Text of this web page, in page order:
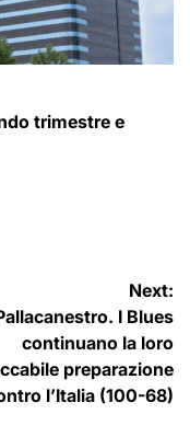
trimestre e
Next:
I Blues
continuano la loro
preparazione
l’Italia (100-68)